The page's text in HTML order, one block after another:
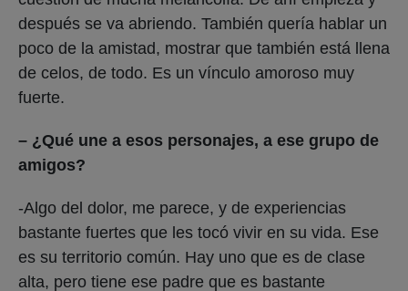
después se va abriendo. También quería hablar un
poco de la amistad, mostrar que también está llena
de celos, de todo. Es un vínculo amoroso muy
fuerte.
– ¿Qué une a esos personajes, a ese grupo de
amigos?
-Algo del dolor, me parece, y de experiencias
bastante fuertes que les tocó vivir en su vida. Ese
es su territorio común. Hay uno que es de clase
alta, pero tiene ese padre que es bastante